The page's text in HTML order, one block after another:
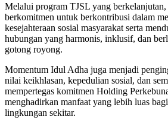
Melalui program TJSL yang
berkomitmen untuk berkontribusi dalam
kesejahteraan sosial masyarakat serta
hubungan yang harmonis, inklusif, dan
gotong royong.
Momentum Idul Adha juga menjadi
nilai keikhlasan, kepedulian sosial, dan
mempertegas komitmen Holding
menghadirkan manfaat yang lebih luas
lingkungan sekitar.